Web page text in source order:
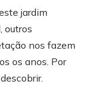
jardim
outros
nos fazem
os anos. Por